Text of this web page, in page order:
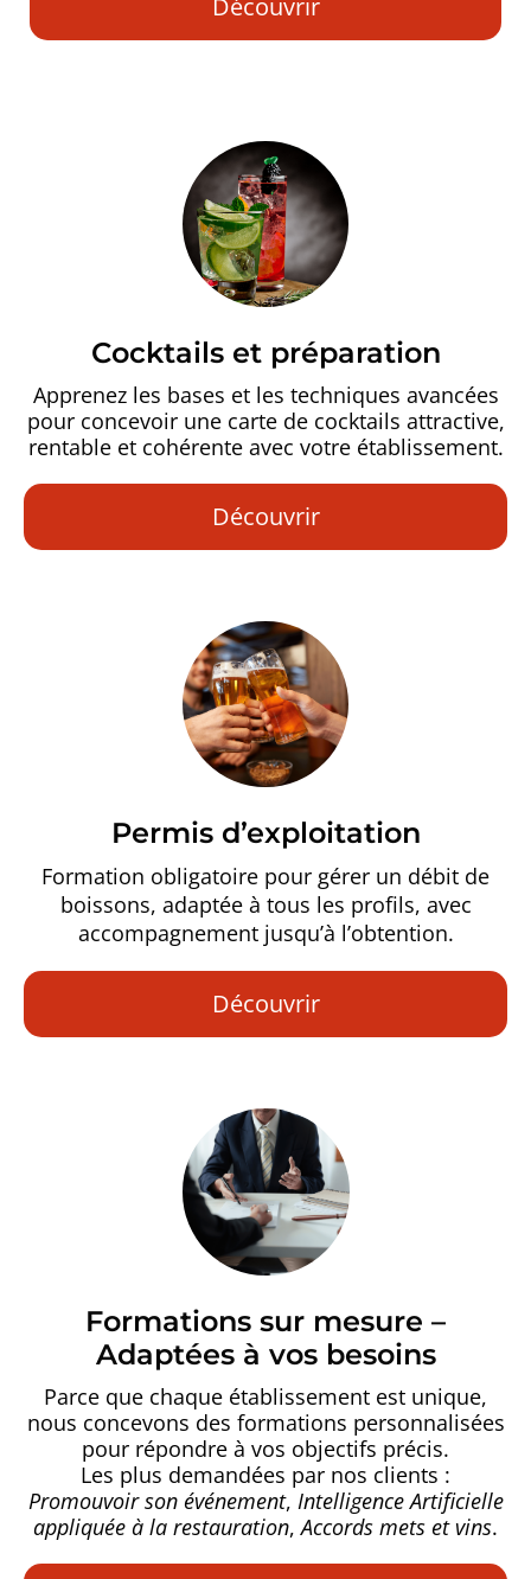
Cocktails et préparation
Apprenez les bases et les techniques avancées
pour concevoir une carte de cocktails attractive,
rentable et cohérente avec votre établissement.
Découvrir
Permis d’exploitation
Formation obligatoire pour gérer un débit de
boissons, adaptée à tous les profils, avec
accompagnement jusqu’à l’obtention.
Découvrir
Formations sur mesure –
Adaptées à vos besoins
Parce que chaque établissement est unique,
nous concevons des formations personnalisées
pour répondre à vos objectifs précis.
Les plus demandées par nos clients :
Promouvoir son événement, Intelligence Artificielle
appliquée à la restauration,Accords mets et vins.